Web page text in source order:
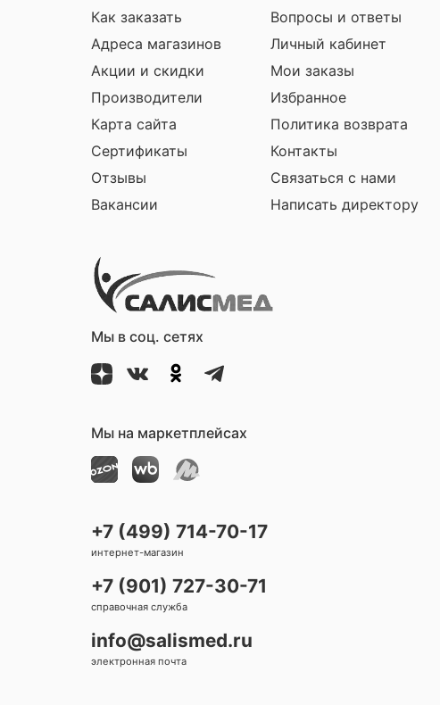
Как заказать
Адреса магазинов
Акции и скидки
Производители
Карта сайта
Сертификаты
Отзывы
Вакансии
Вопросы и ответы
Личный кабинет
Мои заказы
Избранное
Политика возврата
Контакты
Связаться с нами
Написать директору
Мы в соц. сетях
Мы на маркетплейсах
+7 (499) 714-70-17
интернет-магазин
+7 (901) 727-30-71
справочная служба
info@salismed.ru
электронная почта